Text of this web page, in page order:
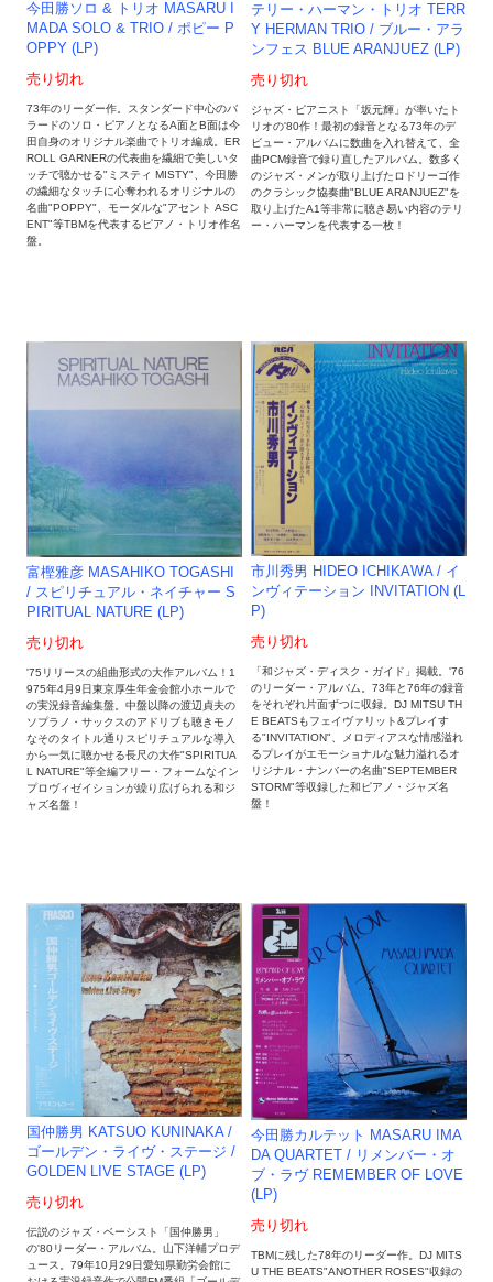
今田勝ソロ & トリオ MASARU I
MADA SOLO & TRIO / ポピー P
OPPY (LP)
売り切れ
73年のリーダー作。スタンダード中心のバ
ラードのソロ・ピアノとなるA面とB面は今
田自身のオリジナル楽曲でトリオ編成。ER
ROLL GARNERの代表曲を繊細で美しいタ
ッチで聴かせる"ミスティ MISTY"、今田勝
の繊細なタッチに心奪われるオリジナルの
名曲"POPPY"、モーダルな"アセント ASC
ENT"等TBMを代表するピアノ・トリオ作名
盤。
テリー・ハーマン・トリオ TERR
Y HERMAN TRIO / ブルー・アラ
ンフェス BLUE ARANJUEZ (LP)
売り切れ
ジャズ・ピアニスト「坂元輝」が率いたト
リオの'80作！最初の録音となる73年のデ
ビュー・アルバムに数曲を入れ替えて、全
曲PCM録音で録り直したアルバム。数多く
のジャズ・メンが取り上げたロドリーゴ作
のクラシック協奏曲"BLUE ARANJUEZ"を
取り上げたA1等非常に聴き易い内容のテリ
ー・ハーマンを代表する一枚！
富樫雅彦 MASAHIKO TOGASHI
/ スピリチュアル・ネイチャー S
PIRITUAL NATURE (LP)
売り切れ
'75リリースの組曲形式の大作アルバム！1
975年4月9日東京厚生年金会館小ホールで
の実況録音編集盤。中盤以降の渡辺貞夫の
ソプラノ・サックスのアドリブも聴きモノ
なそのタイトル通りスピリチュアルな導入
から一気に聴かせる長尺の大作"SPIRITUA
L NATURE"等全編フリー・フォームなイン
プロヴィゼイションが繰り広げられる和ジ
ャズ名盤！
市川秀男 HIDEO ICHIKAWA / イ
ンヴィテーション INVITATION (L
P)
売り切れ
「和ジャズ・ディスク・ガイド」掲載。'76
のリーダー・アルバム。73年と76年の録音
をそれぞれ片面ずつに収録。DJ MITSU TH
E BEATSもフェイヴァリット&プレイす
る"INVITATION"、メロディアスな情感溢れ
るプレイがエモーショナルな魅力溢れるオ
リジナル・ナンバーの名曲"SEPTEMBER
STORM"等収録した和ピアノ・ジャズ名
盤！
国仲勝男 KATSUO KUNINAKA /
ゴールデン・ライヴ・ステージ /
GOLDEN LIVE STAGE (LP)
売り切れ
伝説のジャズ・ベーシスト「国仲勝男」
の'80リーダー・アルバム。山下洋輔プロデ
ュース。79年10月29日愛知県勤労会館に
今田勝カルテット MASARU IMA
DA QUARTET / リメンバー・オ
ブ・ラヴ REMEMBER OF LOVE
(LP)
売り切れ
TBMに残した78年のリーダー作。DJ MITS
U THE BEATS"ANOTHER ROSES"収録の